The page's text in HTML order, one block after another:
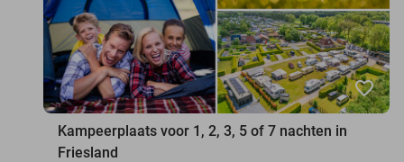
favorite_border
Kampeerplaats voor 1, 2, 3, 5 of 7 nachten in
Friesland